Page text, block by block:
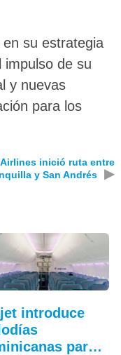
su estrategia
impulso de su
y nuevas
para los
Airlines inició ruta entre
y San Andrés
▶
introduce
para